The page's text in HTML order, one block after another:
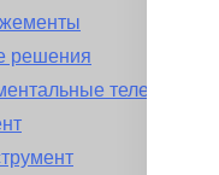
решения
тележки